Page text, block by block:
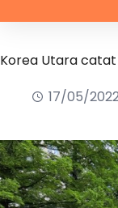
Korea Utara
17/05/